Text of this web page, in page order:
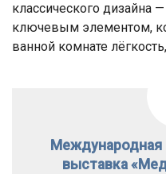
классического дизайна
ключевым элементом,
ванной комнате
Международная
выставка